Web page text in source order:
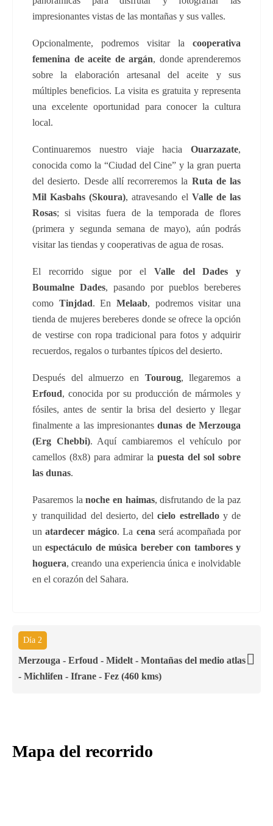
impresionantes vistas de las montañas y sus valles.
Opcionalmente, podremos visitar la cooperativa
femenina de aceite de argán, donde aprenderemos
sobre la elaboración artesanal del aceite y sus
múltiples beneficios. La visita es gratuita y representa
una excelente oportunidad para conocer la cultura
local.
Continuaremos nuestro viaje hacia Ouarzazate,
conocida como la “Ciudad del Cine” y la gran puerta
del desierto. Desde allí recorreremos la Ruta de las
Mil Kasbahs (Skoura), atravesando el Valle de las
Rosas; si visitas fuera de la temporada de flores
(primera y segunda semana de mayo), aún podrás
visitar las tiendas y cooperativas de agua de rosas.
El recorrido sigue por el Valle del Dades y
Boumalne Dades, pasando por pueblos bereberes
como Tinjdad. EnMelaab, podremos visitar una
tienda de mujeres bereberes donde se ofrece la opción
de vestirse con ropa tradicional para fotos y adquirir
recuerdos, regalos o turbantes típicos del desierto.
Después del almuerzo en Touroug, llegaremos a
Erfoud, conocida por su producción de mármoles y
fósiles, antes de sentir la brisa del desierto y llegar
finalmente a las impresionantesdunas de Merzouga
(Erg Chebbi). Aquí cambiaremos el vehículo por
camellos (8x8) para admirar la puesta del sol sobre
las dunas.
Pasaremos lanoche en haimas, disfrutando de la paz
y tranquilidad del desierto, delcielo estrelladoy de
unatardecer mágico. La cena será acompañada por
unespectáculo de música bereber con tambores y
hoguera, creando una experiencia única e inolvidable
en el corazón del Sahara.
Día 2
Merzouga - Erfoud - Midelt - Montañas del medio atlas
- Michlifen - Ifrane - Fez (460 kms)
Mapa del recorrido